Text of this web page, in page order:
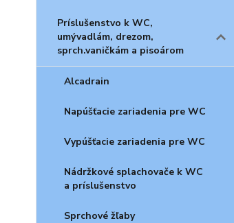
Príslušenstvo k WC,
umývadlám, drezom,
sprch.vaničkám a pisoárom
Alcadrain
Napúšťacie zariadenia pre WC
Vypúšťacie zariadenia pre WC
Nádržkové splachovače k WC
a príslušenstvo
Sprchové žľaby